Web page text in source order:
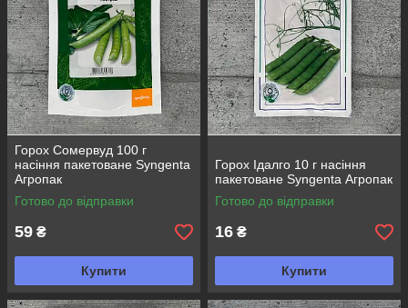
Горох Сомервуд 100 г
насіння пакетоване Syngenta
Агропак
Готово до відправки
59 ₴
Купити
Горох Ідалго 10 г насіння
пакетоване Syngenta Агропак
Готово до відправки
16 ₴
Купити